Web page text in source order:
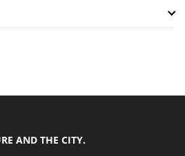
AND THE CITY.